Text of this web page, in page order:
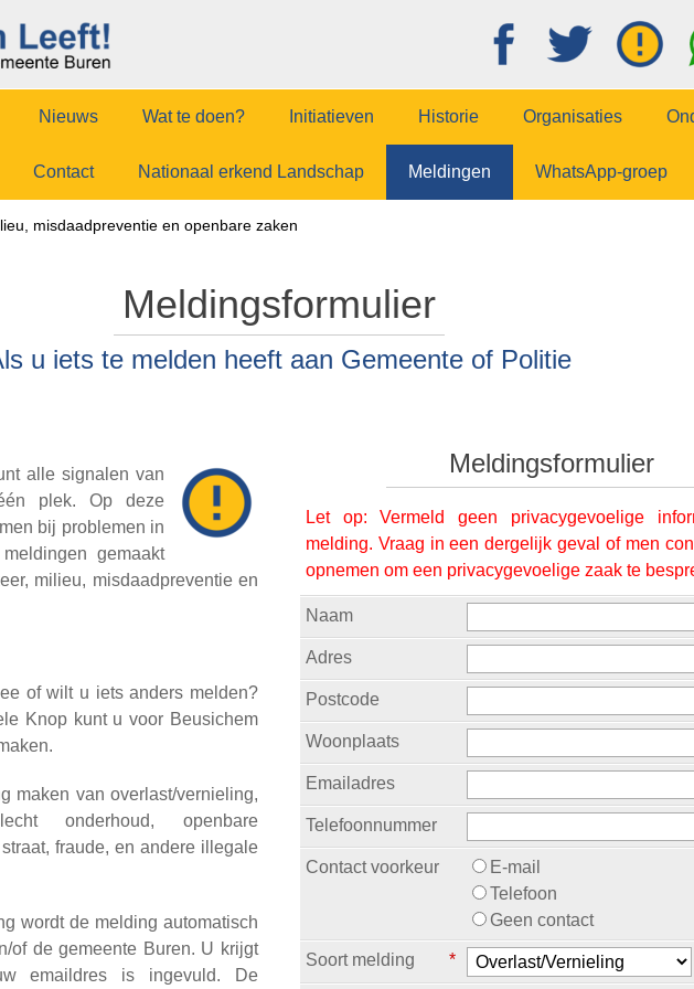
Nieuws Wat te doen? Initiatieven Historie Organisaties
Contact Nationaal erkend Landschap Meldingen WhatsApp-groep
misdaadpreventie en openbare zaken
Meldingsformulier
u iets te melden heeft aan Gemeente of Politie
alle signalen van
plek. Op deze
bij problemen in
gemaakt
milieu, misdaadpreventie en
of wilt u iets anders melden?
Knop kunt u voor Beusichem
maken van overlast/vernieling,
onderhoud, openbare
fraude, en andere illegale
wordt de melding automatisch
of de gemeente Buren. U krijgt
emaildres is ingevuld. De
Meldingsformulier
Let op: Vermeld geen privacygevoelige
melding. Vraag in een dergelijk geval of men
opnemen om een privacygevoelige zaak te
Naam
Adres
Postcode
Woonplaats
Emailadres
Telefoonnummer
Contact voorkeur
E-mail
Telefoon
Geen contact
Soort melding *